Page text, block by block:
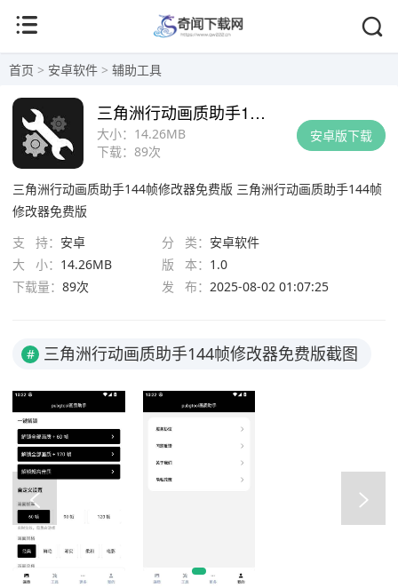
首页 > 安卓软件 > 辅助工具
安卓版下载
大小： 14.26MB
下载： 89次
三角洲行动画质助手144帧修改器免费版
三角洲行动画质助手144帧修改器免费版 三角洲行动画质助手144帧
修改器免费版
支 持： 安卓 分 类： 安卓软件
大 小： 14.26MB 版 本： 1.0
下载量： 89次 发 布： 2025-08-02 01:07:25
# 三角洲行动画质助手144帧修改器免费版截图